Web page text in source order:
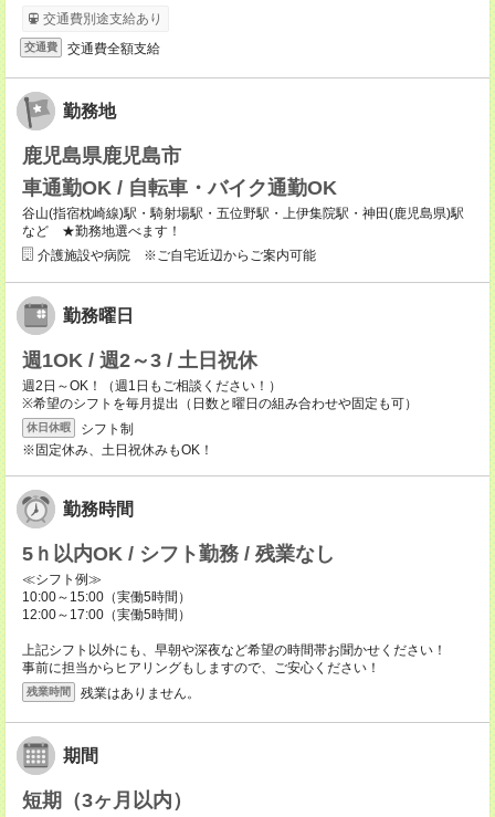
交通費別途支給あり
交通費 交通費全額支給
勤務地
鹿児島県鹿児島市
車通勤OK / 自転車・バイク通勤OK
谷山(指宿枕崎線)駅・騎射場駅・五位野駅・上伊集院駅・神田(鹿児島県)駅
など ★勤務地選べます！
介護施設や病院 ※ご自宅近辺からご案内可能
勤務曜日
週1OK / 週2～3 / 土日祝休
週2日～OK！（週1日もご相談ください！）
※希望のシフトを毎月提出（日数と曜日の組み合わせや固定も可）
休日休暇
シフト制
※固定休み、土日祝休みもOK！
勤務時間
5ｈ以内OK / シフト勤務 / 残業なし
≪シフト例≫
10:00～15:00（実働5時間）
12:00～17:00（実働5時間）
上記シフト以外にも、早朝や深夜など希望の時間帯お聞かせください！
事前に担当からヒアリングもしますので、ご安心ください！
残業時間 残業はありません。
期間
短期（3ヶ月以内）